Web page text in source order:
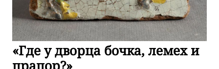
«Где у дворца бочка, лемех и